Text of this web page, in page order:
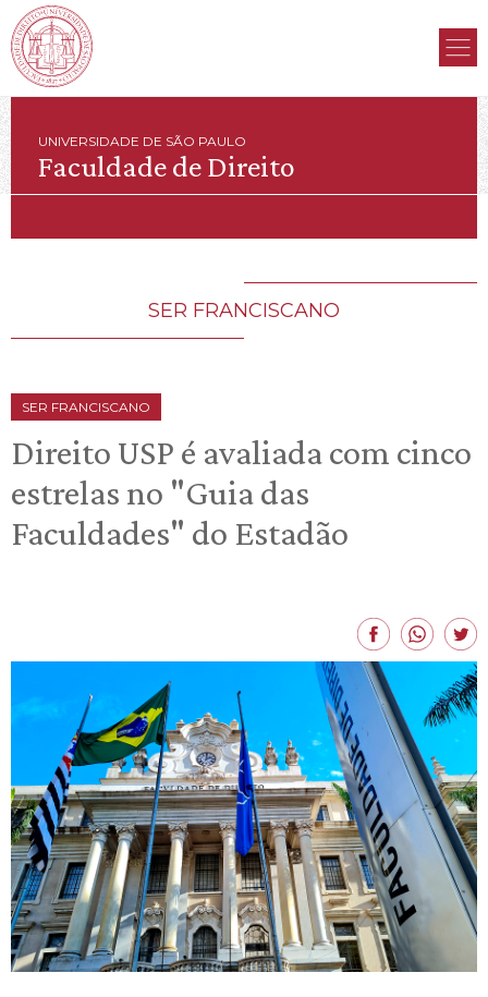
UNIVERSIDADE DE SÃO PAULO
Faculdade de Direito
SER FRANCISCANO
SER FRANCISCANO
Direito USP é avaliada com cinco
estrelas no "Guia das
Faculdades" do Estadão